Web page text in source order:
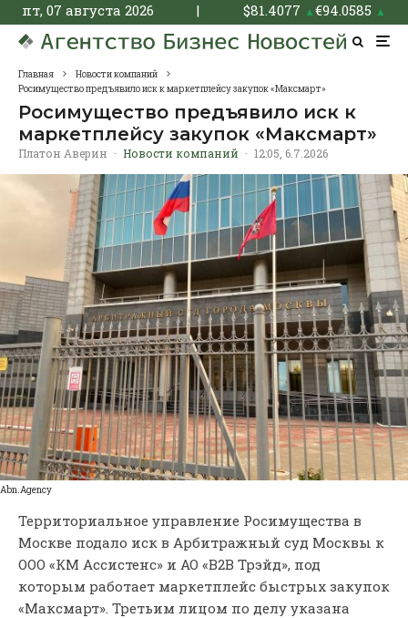
пт, 07 августа 2026 | $81.4077 ▲€94.0585 ▲
Главная
Новости компаний
Росимущество предъявило иск к маркетплейсу закупок «Максмарт»
Росимущество предъявило иск к
маркетплейсу закупок «Максмарт»
Платон Аверин · Новости компаний · 12:05, 6.7.2026
Аbn.Аgency
Территориальное управление Росимущества в
Москве подало иск в Арбитражный суд Москвы к
ООО «КМ Ассистенс» и АО «В2В Трэйд», под
которым работает маркетплейс быстрых закупок
«Максмарт». Третьим лицом по делу указана